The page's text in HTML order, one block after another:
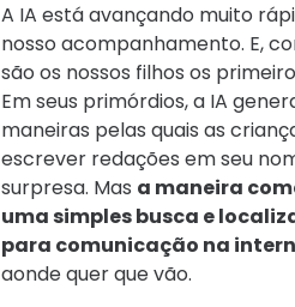
A IA está avançando muito
nosso acompanhamento. E,
são os nossos filhos os
Em seus primórdios, a IA
maneiras pelas quais as
escrever redações em seu
surpresa. Mas a maneira
uma simples busca e
para comunicação na
aonde quer que vão.